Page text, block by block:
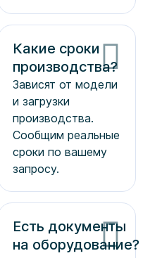
Какие сроки
производства?
Зависят от модели
и загрузки
производства.
Сообщим реальные
сроки по вашему
запросу.
Есть документы
на оборудование?